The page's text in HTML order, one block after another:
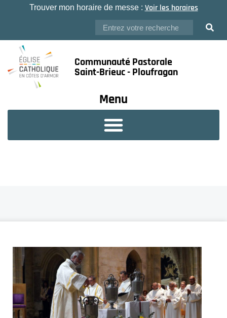
Trouver mon horaire de messe : Voir les horaires
Communauté Pastorale
Saint-Brieuc - Ploufragan
Menu